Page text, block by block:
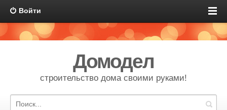
Войти
Домодел
строительство дома своими руками!